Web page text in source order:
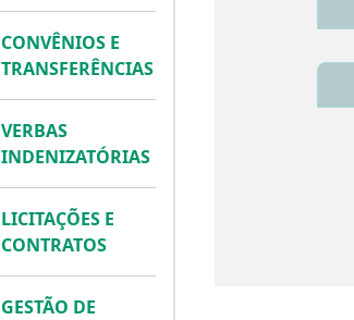
CONVÊNIOS E
TRANSFERÊNCIAS
VERBAS
INDENIZATÓRIAS
LICITAÇÕES E
CONTRATOS
GESTÃO DE